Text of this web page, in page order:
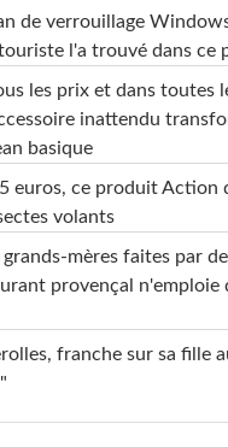
de verrouillage
l'a trouvé dans ce
les prix et dans toutes
inattendu
basique
euros, ce produit Action
volants
mères faites par
provençal n'emploie
franche sur sa fille